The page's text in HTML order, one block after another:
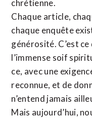
chrétienne.
Chaque article,
chaque enquête
générosité. C’est
l’immense soif
ce, avec une
reconnue, et de
n’entend jamais
Mais aujourd’hui,